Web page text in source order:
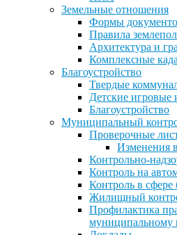
Земельные отношения
Формы
Правила
Архитектура и
Комплексные
Благоустройство
Твердые
Детские
Благоустройство
Муниципальный
Проверочные
Изменения
Контрольно-
Контроль на
Контроль в сфере
Жилищный
Профилактика
муниципальному